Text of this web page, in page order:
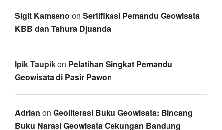
Sigit Kamseno on Sertifikasi Pemandu Geowisata
KBB dan Tahura Djuanda
Ipik Taupikon Pelatihan Singkat Pemandu
Geowisata di Pasir Pawon
Adrian on Geoliterasi Buku Geowisata: Bincang
Buku Narasi Geowisata Cekungan Bandung